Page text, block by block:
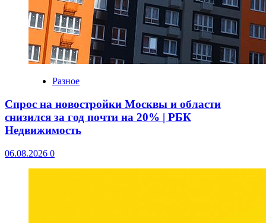
Разное
Спрос на новостройки Москвы и области
снизился за год почти на 20% | РБК
Недвижимость
06.08.2026 0